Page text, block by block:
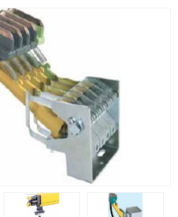
carlson制动器
CLEVELAND
STEARNS制动器
BOSTON
Cleveland 张力控制器